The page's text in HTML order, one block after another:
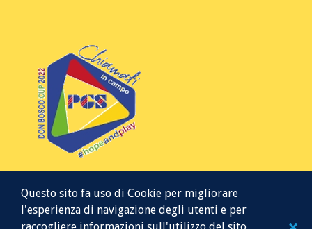
Questo sito fa uso di Cookie per migliorare
l'esperienza di navigazione degli utenti e per